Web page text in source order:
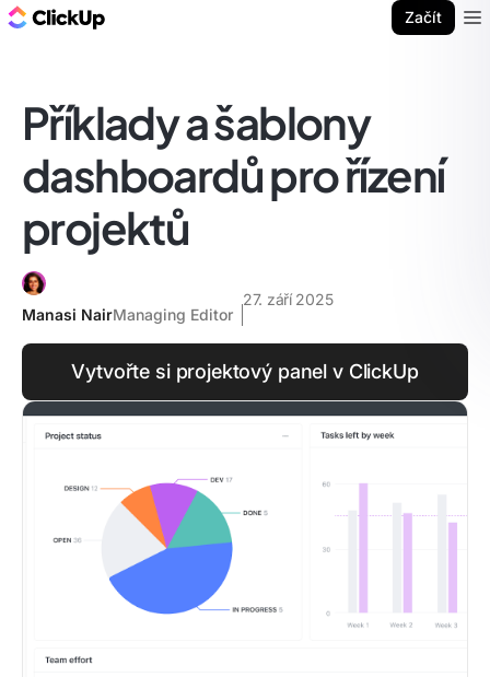
Začít
Příklady a šablony
dashboardů pro řízení
projektů
Manasi NairManaging Editor
27. září 2025
Vytvořte si projektový panel v ClickUp